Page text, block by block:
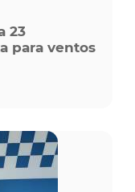
23
para ventos